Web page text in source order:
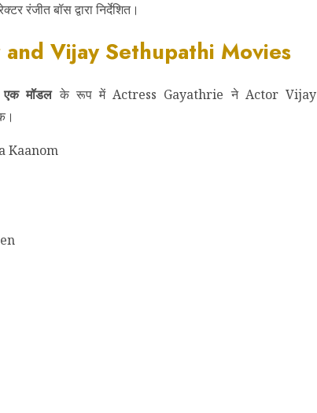
बॉस द्वारा निर्देशित।
Vijay Sethupathi Movies
मॉडलके रूप मेंActress Gayathrie ने Actor Vijay
Kaanom